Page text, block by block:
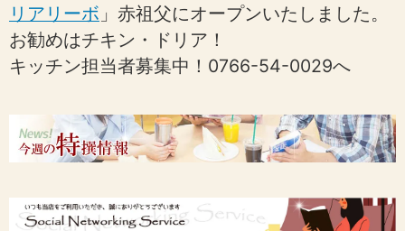
リアリーボ 」赤祖父にオープンいたしました。
お勧めはチキン・ドリア！
キッチン担当者募集中！0766-54-0029へ